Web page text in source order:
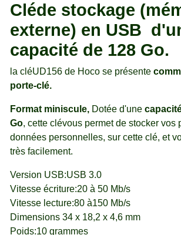
Cléde stockage
externe) en USB
capacité de 128 Go.
la cléUD156 de Hoco se présente
porte-clé.
Format miniscule, Dotée d'une
Go, cette clévous permet de stocker vos
données personnelles, sur cette clé, et
très facilement.
Version USB:USB 3.0
Vitesse écriture:20 à 50 Mb/s
Vitesse lecture:80 à150 Mb/s
Dimensions 34 x 18,2 x 4,6 mm
Poids:10 grammes